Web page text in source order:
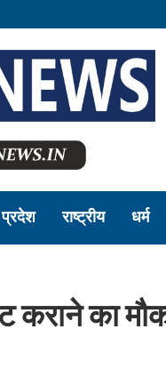
प्रदेश राष्ट्रीय धर्म
का